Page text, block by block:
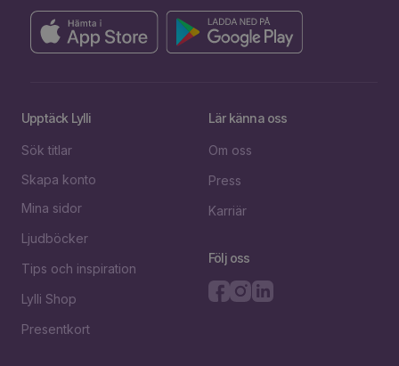
Upptäck Lylli
Sök titlar
Skapa konto
Mina sidor
Ljudböcker
Tips och inspiration
Lylli Shop
Presentkort
Lär känna oss
Om oss
Press
Karriär
Följ oss